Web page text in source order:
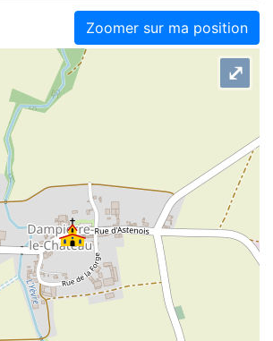
Zoomer sur ma position
⤢